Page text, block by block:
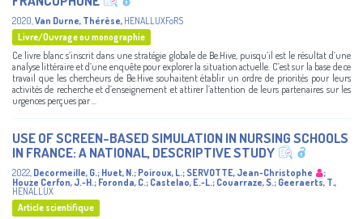
2020,Van Durne, Thérèse, HENALLUXFoRS
Livre/Ouvrage ou monographie
Ce livre blanc s’inscrit dans une stratégie globale de Be.Hive, puisqu’il est le résultat d’une
analyse littéraire et d’une enquête pour explorer la situation actuelle. C’est sur la base de ce
travail que les chercheurs de Be.Hive souhaitent établir un ordre de priorités pour leurs
activités de recherche et d’enseignement et attirer l’attention de leurs partenaires sur les
urgences perçues par ...
USE OF SCREEN-BASED SIMULATION IN NURSING SCHOOLS
IN FRANCE: A NATIONAL, DESCRIPTIVE STUDY
2022, Decormeille, G.; Huet, N.; Poiroux, L.; SERVOTTE, Jean-Christophe
;
Houze Cerfon, J.-H.; Foronda, C.; Castelao, E.-L.; Couarraze, S.; Geeraerts, T.,
HENALLUX
Article scientifique